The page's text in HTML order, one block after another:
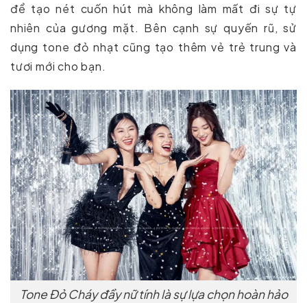
để tạo nét cuốn hút mà không làm mất đi sự tự
nhiên của gương mặt. Bên cạnh sự quyến rũ, sử
dụng tone đỏ nhạt cũng tạo thêm vẻ trẻ trung và
tươi mới cho bạn.
Tone Đỏ Cháy đầy nữ tính là sự lựa chọn hoàn hảo